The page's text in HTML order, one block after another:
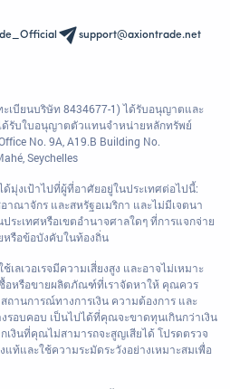
support@axiontrade.net
เบียนบริษัท 8434677-1) ได้รับอนุญาตและ
ด้รับใบอนุญาตตัวแทนจำหน่ายหลักทรัพย์
No. 9A, A19.B Building No.
Seychelles
มุ่งเป้าไปที่ผู้ที่อาศัยอยู่ในประเทศต่อไปนี้:
าณาจักร และสหรัฐอเมริกา และไม่มีเจตนา
ระเทศหรือเขตอำนาจศาลใดๆ ที่การแจกจ่าย
รือข้อบังคับในท้องถิ่น
เลเวอเรจมีความเสี่ยงสูง และอาจไม่เหมาะ
อหรือขายผลิตภัณฑ์ที่เราจัดหาให้ คุณควร
านการณ์ทางการเงิน ความต้องการ และ
อบคอบ เป็นไปได้ที่คุณจะขาดทุนเกินกว่าเงิน
งินที่คุณไม่สามารถจะสูญเสียได้ โปรดตรวจ
ท้และใช้ความระมัดระวังอย่างเหมาะสมเพื่อ